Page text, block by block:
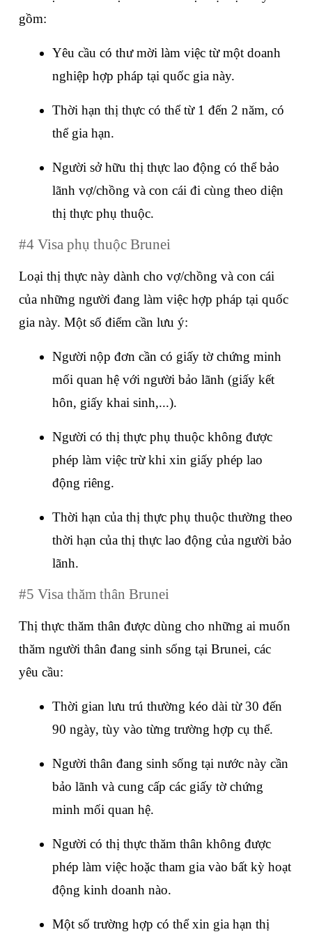
gồm:
Yêu cầu có thư mời làm việc từ một doanh
nghiệp hợp pháp tại quốc gia này.
Thời hạn thị thực có thể từ 1 đến 2 năm, có
thể gia hạn.
Người sở hữu thị thực lao động có thể bảo
lãnh vợ/chồng và con cái đi cùng theo diện
thị thực phụ thuộc.
#4 Visa phụ thuộc Brunei
Loại thị thực này dành cho vợ/chồng và con cái
của những người đang làm việc hợp pháp tại quốc
gia này. Một số điểm cần lưu ý:
Người nộp đơn cần có giấy tờ chứng minh
mối quan hệ với người bảo lãnh (giấy kết
hôn, giấy khai sinh,...).
Người có thị thực phụ thuộc không được
phép làm việc trừ khi xin giấy phép lao
động riêng.
Thời hạn của thị thực phụ thuộc thường theo
thời hạn của thị thực lao động của người bảo
lãnh.
#5 Visa thăm thân Brunei
Thị thực thăm thân được dùng cho những ai muốn
thăm người thân đang sinh sống tại Brunei, các
yêu cầu:
Thời gian lưu trú thường kéo dài từ 30 đến
90 ngày, tùy vào từng trường hợp cụ thể.
Người thân đang sinh sống tại nước này cần
bảo lãnh và cung cấp các giấy tờ chứng
minh mối quan hệ.
Người có thị thực thăm thân không được
phép làm việc hoặc tham gia vào bất kỳ hoạt
động kinh doanh nào.
Một số trường hợp có thể xin gia hạn thị